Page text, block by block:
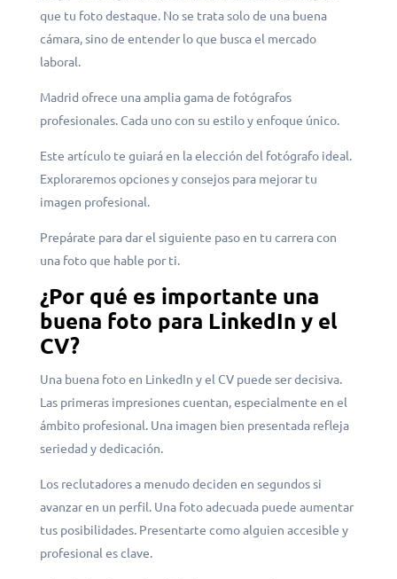
que tu foto destaque. No se trata solo de una buena
cámara, sino de entender lo que busca el mercado
laboral.
Madrid ofrece una amplia gama de fotógrafos
profesionales. Cada uno con su estilo y enfoque único.
Este artículo te guiará en la elección del fotógrafo ideal.
Exploraremos opciones y consejos para mejorar tu
imagen profesional.
Prepárate para dar el siguiente paso en tu carrera con
una foto que hable por ti.
¿Por qué es importante una
buena foto para LinkedIn y el
CV?
Una buena foto en LinkedIn y el CV puede ser decisiva.
Las primeras impresiones cuentan, especialmente en el
ámbito profesional. Una imagen bien presentada refleja
seriedad y dedicación.
Los reclutadores a menudo deciden en segundos si
avanzar en un perfil. Una foto adecuada puede aumentar
tus posibilidades. Presentarte como alguien accesible y
profesional es clave.